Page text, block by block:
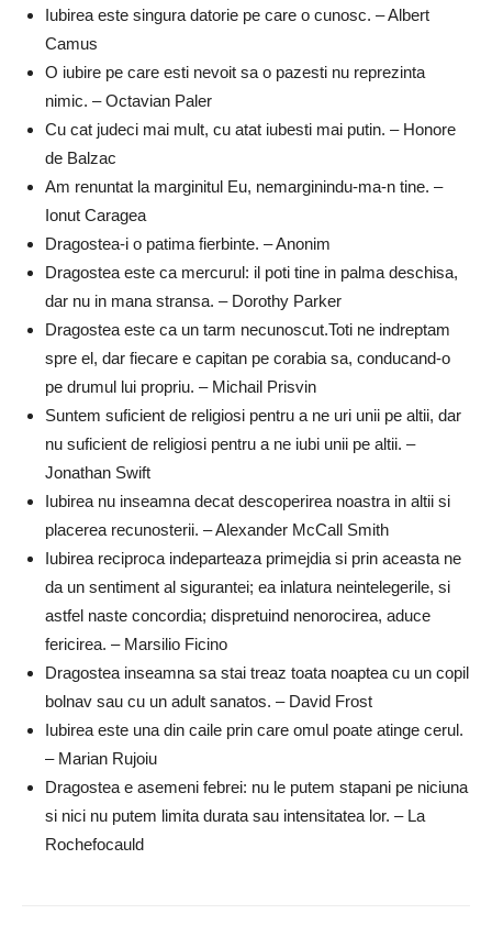
Iubirea este singura datorie pe care o cunosc. – Albert
Camus
O iubire pe care esti nevoit sa o pazesti nu reprezinta
nimic. – Octavian Paler
Cu cat judeci mai mult, cu atat iubesti mai putin. – Honore
de Balzac
Am renuntat la marginitul Eu, nemarginindu-ma-n tine. –
Ionut Caragea
Dragostea-i o patima fierbinte. – Anonim
Dragostea este ca mercurul: il poti tine in palma deschisa,
dar nu in mana stransa. – Dorothy Parker
Dragostea este ca un tarm necunoscut.Toti ne indreptam
spre el, dar fiecare e capitan pe corabia sa, conducand-o
pe drumul lui propriu. – Michail Prisvin
Suntem suficient de religiosi pentru a ne uri unii pe altii, dar
nu suficient de religiosi pentru a ne iubi unii pe altii. –
Jonathan Swift
Iubirea nu inseamna decat descoperirea noastra in altii si
placerea recunosterii. – Alexander McCall Smith
Iubirea reciproca indeparteaza primejdia si prin aceasta ne
da un sentiment al sigurantei; ea inlatura neintelegerile, si
astfel naste concordia; dispretuind nenorocirea, aduce
fericirea. – Marsilio Ficino
Dragostea inseamna sa stai treaz toata noaptea cu un copil
bolnav sau cu un adult sanatos. – David Frost
Iubirea este una din caile prin care omul poate atinge cerul.
– Marian Rujoiu
Dragostea e asemeni febrei: nu le putem stapani pe niciuna
si nici nu putem limita durata sau intensitatea lor. – La
Rochefocauld